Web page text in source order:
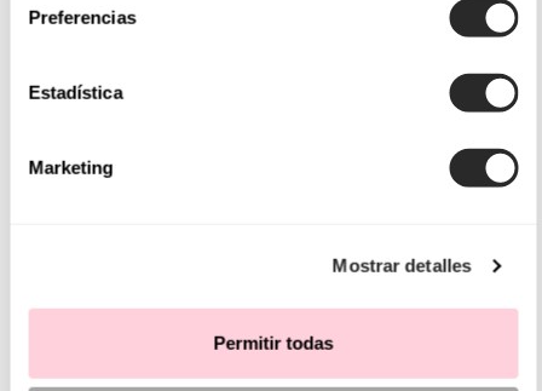
Preferencias
Estadística
Marketing
Mostrar detalles
Permitir todas